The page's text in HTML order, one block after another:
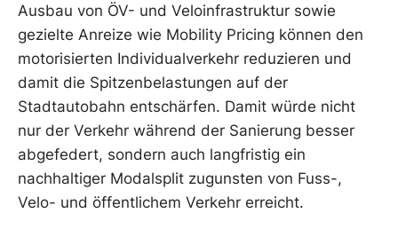
Ausbau von ÖV- und Veloinfrastruktur sowie
gezielte Anreize wie Mobility Pricing können den
motorisierten Individualverkehr reduzieren und
damit die Spitzenbelastungen auf der
Stadtautobahn entschärfen. Damit würde nicht
nur der Verkehr während der Sanierung besser
abgefedert, sondern auch langfristig ein
nachhaltiger Modalsplit zugunsten von Fuss-,
Velo- und öffentlichem Verkehr erreicht.